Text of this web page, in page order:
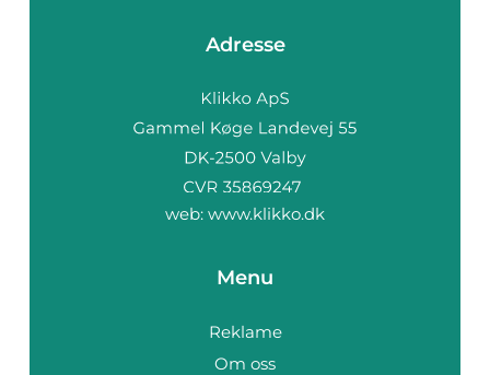
Adresse
web: www.klikko.dk
Menu
Reklame
Om oss